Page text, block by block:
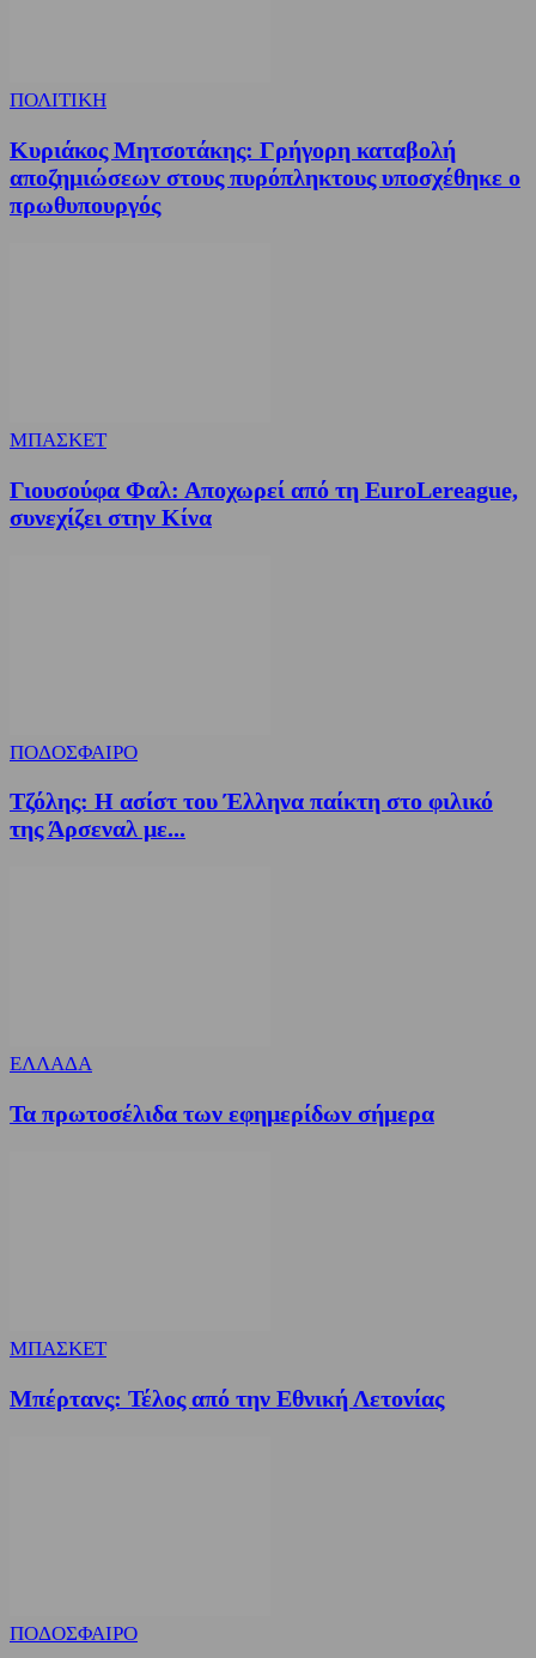
ΠΟΛΙΤΙΚΗ
Κυριάκος Μητσοτάκης: Γρήγορη καταβολή
αποζημιώσεων στους πυρόπληκτους υποσχέθηκε ο
πρωθυπουργός
ΜΠΑΣΚΕΤ
Γιουσούφα Φαλ: Αποχωρεί από τη EuroLereague,
συνεχίζει στην Κίνα
ΠΟΔΟΣΦΑΙΡΟ
Τζόλης: Η ασίστ του Έλληνα παίκτη στο φιλικό
της Άρσεναλ με...
ΕΛΛΑΔΑ
Τα πρωτοσέλιδα των εφημερίδων σήμερα
ΜΠΑΣΚΕΤ
Μπέρτανς: Τέλος από την Εθνική Λετονίας
ΠΟΔΟΣΦΑΙΡΟ